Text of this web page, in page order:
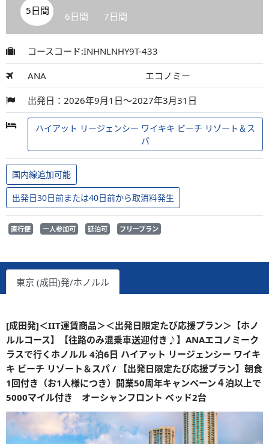
5日間 6日間 7日間
コースコード:INHNLNHY9T-433
ANA エコノミー
出発日：2026年9月1日～2027年3月31日
ハイアット リージェンシー ワイキキ ビーチ リゾート＆ス
パ
国内線追加可能
出発日30日前または40日前から取消料発生
直行便 一人参加可 延泊可 フリープラン
東京 (成田)発/ホノルル
[成田発]＜IIT運賃商品＞＜出発日限定たび応援プラン＞【ホノ
ルルコース】【往路のみ混乗車送迎付き♪】ANAエコノミーク
ラスで行くホノルル 4泊6日 ハイアット リージェンシー ワイキ
キ ビーチ リゾート＆スパ / 【出発日限定たび応援プラン】朝食
1回付き（お1人様につき）開業50周年キャンペーン４泊以上で
5000マイル付き オーシャンフロント ベッド2台